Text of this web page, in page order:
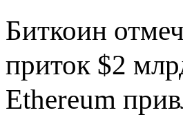
Биткоин
приток $2
Ethereum